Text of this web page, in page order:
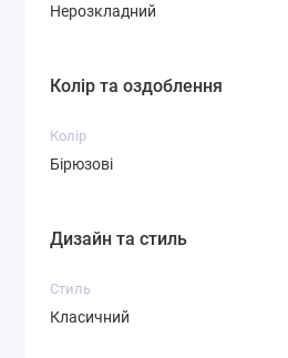
Нерозкладний
Колір та оздоблення
Колір
Бірюзові
Дизайн та стиль
Стиль
Класичний